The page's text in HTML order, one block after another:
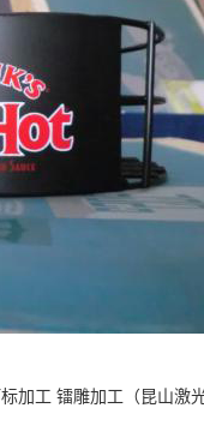
加工 镭雕加工（昆山激